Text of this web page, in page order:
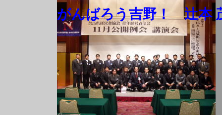
がんばろう吉野！ 辻本